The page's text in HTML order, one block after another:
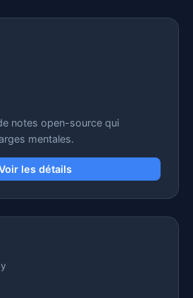
notes open-source qui
mentales.
les détails